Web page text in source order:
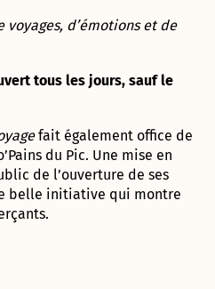
voyages, d’émotions et de
tous les jours, sauf le
fait également office de
du Pic. Une mise en
de l’ouverture de ses
belle initiative qui montre